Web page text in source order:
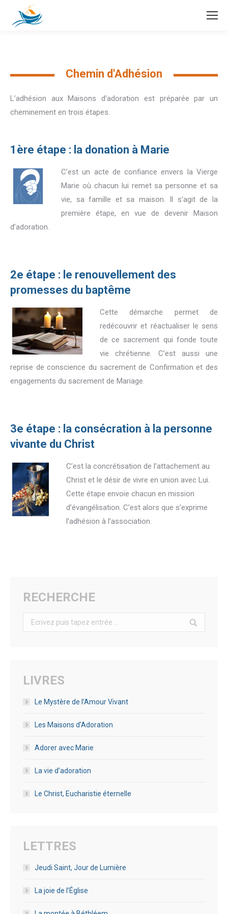
Chemin d'Adhésion
L’adhésion aux Maisons d’adoration est préparée par un
cheminement en trois étapes.
1ère étape : la donation à Marie
C’est un acte de confiance envers la Vierge
Marie où chacun lui remet sa personne et sa
vie, sa famille et sa maison. Il s’agit de la
première étape, en vue de devenir Maison
d’adoration.
2e étape : le renouvellement des
promesses du baptême
Cette démarche permet de
redécouvrir et réactualiser le sens
de ce sacrement qui fonde toute
vie chrétienne. C’est aussi une
reprise de conscience du sacrement de Confirmation et des
engagements du sacrement de Mariage.
3e étape : la consécration à la personne
vivante du Christ
C’est la concrétisation de l’attachement au
Christ et le désir de vivre en union avec Lui.
Cette étape envoie chacun en mission
d’évangélisation. C’est alors que s’exprime
l’adhésion à l’association.
RECHERCHE
Search:
LIVRES
Le Mystère de l’Amour Vivant
Les Maisons d’Adoration
Adorer avec Marie
La vie d’adoration
Le Christ, Eucharistie éternelle
LETTRES
Jeudi Saint, Jour de Lumière
La joie de l’Église